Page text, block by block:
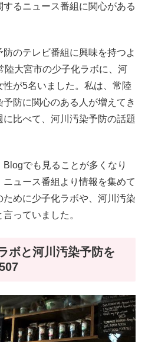
るニュース番組に関心がある
のテレビ番組に興味を持つよ
陸大宮市の少子化ラボに、河
性が5名いました。私は、常陸
防に関心のある人が増えてき
比べて、河川汚染予防の話題
でも見ることが多くなり
ュース番組より情報を集めて
めに少子化ラボや、河川汚染
っていました。
ボと河川汚染予防を